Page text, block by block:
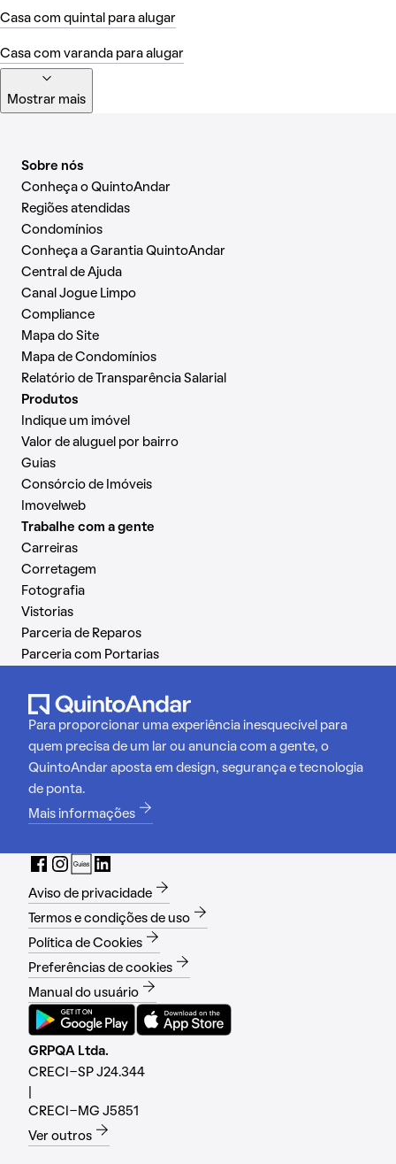
Casa com quintal para alugar
Casa com varanda para alugar
Mostrar mais
Sobre nós
Conheça o QuintoAndar
Regiões atendidas
Condomínios
Conheça a Garantia QuintoAndar
Central de Ajuda
Canal Jogue Limpo
Compliance
Mapa do Site
Mapa de Condomínios
Relatório de Transparência Salarial
Produtos
Indique um imóvel
Valor de aluguel por bairro
Guias
Consórcio de Imóveis
Imovelweb
Trabalhe com a gente
Carreiras
Corretagem
Fotografia
Vistorias
Parceria de Reparos
Parceria com Portarias
Para proporcionar uma experiência inesquecível para
quem precisa de um lar ou anuncia com a gente, o
QuintoAndar aposta em design, segurança e tecnologia
de ponta.
Mais informações
Aviso de privacidade
Termos e condições de uso
Política de Cookies
Preferências de cookies
Manual do usuário
GRPQA Ltda.
CRECI-SP J24.344
CRECI-MG J5851
Ver outros